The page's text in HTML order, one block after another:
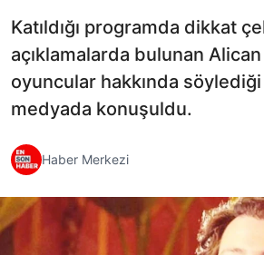
Katıldığı programda dikkat
açıklamalarda bulunan
oyuncular hakkında
medyada konuşuldu.
Haber Merkezi